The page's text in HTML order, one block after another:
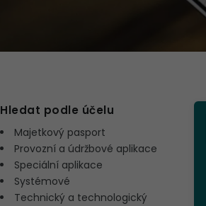
Hledat podle účelu
Majetkový pasport
Provozní a údržbové aplikace
Speciální aplikace
Systémové
Technický a technologický